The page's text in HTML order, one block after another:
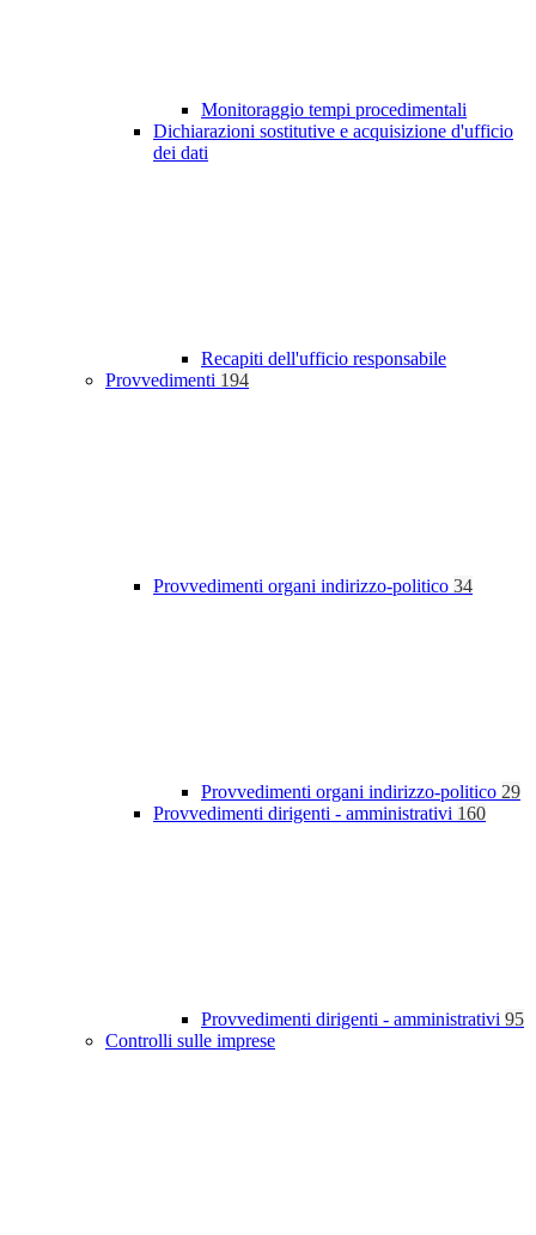
Monitoraggio tempi procedimentali
Dichiarazioni sostitutive e acquisizione d'ufficio
dei dati
Recapiti dell'ufficio responsabile
Provvedimenti 194
Provvedimenti organi indirizzo-politico 34
Provvedimenti organi indirizzo-politico 29
Provvedimenti dirigenti - amministrativi 160
Provvedimenti dirigenti - amministrativi 95
Controlli sulle imprese